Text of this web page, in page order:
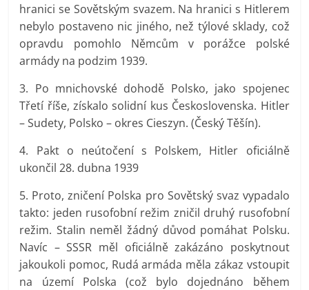
hranici se Sovětským svazem. Na hranici s Hitlerem
nebylo postaveno nic jiného, než týlové sklady, což
opravdu pomohlo Němcům v porážce polské
armády na podzim 1939.
3. Po mnichovské dohodě Polsko, jako spojenec
Třetí říše, získalo solidní kus Československa. Hitler
– Sudety, Polsko – okres Cieszyn. (Český Těšín).
4. Pakt o neútočení s Polskem, Hitler oficiálně
ukončil 28. dubna 1939
5. Proto, zničení Polska pro Sovětský svaz vypadalo
takto: jeden rusofobní režim zničil druhý rusofobní
režim. Stalin neměl žádný důvod pomáhat Polsku.
Navíc – SSSR měl oficiálně zakázáno poskytnout
jakoukoli pomoc, Rudá armáda měla zákaz vstoupit
na území Polska (což bylo dojednáno během